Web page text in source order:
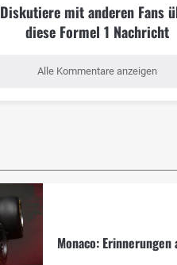
Diskutiere mit anderen Fans
diese Formel 1 Nachricht
Alle Kommentare anzeigen
Monaco: Erinnerungen